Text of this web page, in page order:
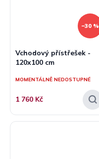
–30 %
Vchodový přístřešek -
120x100 cm
MOMENTÁLNĚ NEDOSTUPNÉ
1 760 Kč